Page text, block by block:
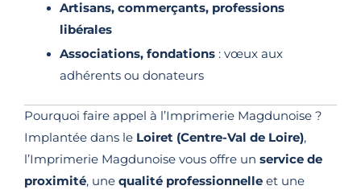
Artisans, commerçants, professions
libérales
Associations, fondations: vœux aux
adhérents ou donateurs
Pourquoi faire appel à l’Imprimerie Magdunoise ?
Implantée dans le Loiret (Centre-Val de Loire),
l’Imprimerie Magdunoise vous offre un service de
proximité, une qualité professionnelle et une